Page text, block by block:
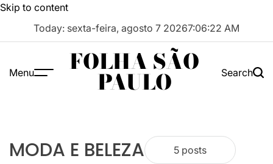
Skip to content
Today: sexta-feira, agosto 7 20267:06:23 AM
Menu FOLHA SÃO
PAULO Search
MODA E BELEZA 5 posts